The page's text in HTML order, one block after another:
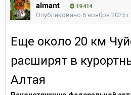
almant 19 414
Опубликовано 6 ноября 2025 г.
Еще около 20 км
расширят в
Алтая